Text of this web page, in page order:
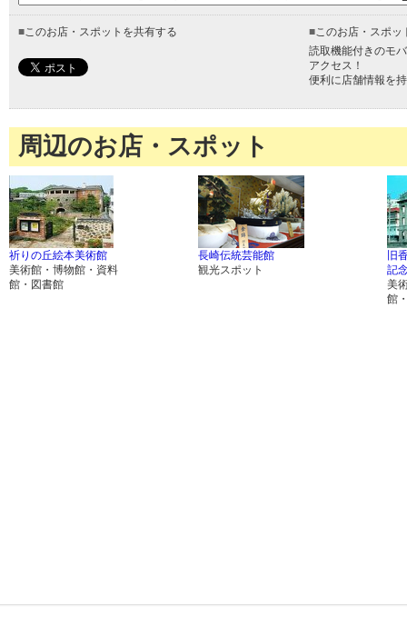
■このお店・スポットを共有する ■このお店・スポッ
読取機能付きのモ
アクセス！
便利に店舗情報を
周辺のお店・スポット
祈りの丘絵本美術館
美術館・博物館・資料
館・図書館
長崎伝統芸能館
観光スポット
旧
記
美
館